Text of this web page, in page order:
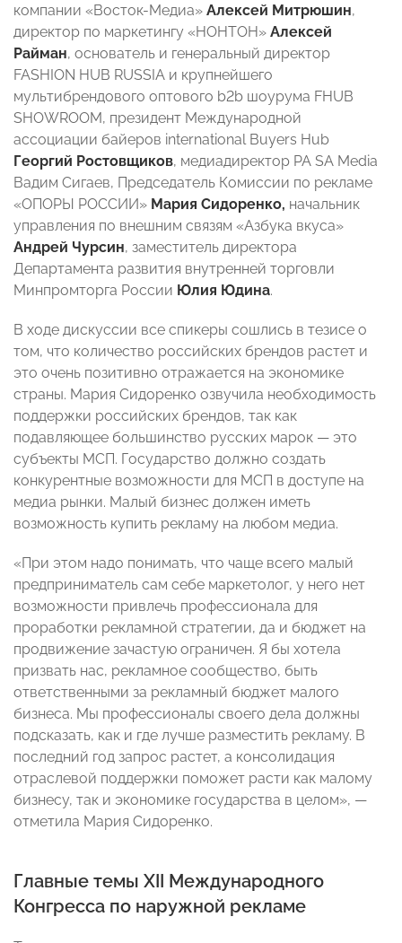
компании «Восток-Медиа» Алексей Митрюшин,
директор по маркетингу «НОНТОН» Алексей
Райман, основатель и генеральный директор
FASHION HUB RUSSIA и крупнейшего
мультибрендового оптового b2b шоурума FHUB
SHOWROOM, президент Международной
ассоциации байеров international Buyers Hub
Георгий Ростовщиков, медиадиректор РА SA Media
Вадим Сигаев, Председатель Комиссии по рекламе
«ОПОРЫ РОССИИ» Мария Сидоренко, начальник
управления по внешним связям «Азбука вкуса»
Андрей Чурсин, заместитель директора
Департамента развития внутренней торговли
Минпромторга России Юлия Юдина.
В ходе дискуссии все спикеры сошлись в тезисе о
том, что количество российских брендов растет и
это очень позитивно отражается на экономике
страны. Мария Сидоренко озвучила необходимость
поддержки российских брендов, так как
подавляющее большинство русских марок — это
субъекты МСП. Государство должно создать
конкурентные возможности для МСП в доступе на
медиа рынки. Малый бизнес должен иметь
возможность купить рекламу на любом медиа.
«При этом надо понимать, что чаще всего малый
предприниматель сам себе маркетолог, у него нет
возможности привлечь профессионала для
проработки рекламной стратегии, да и бюджет на
продвижение зачастую ограничен. Я бы хотела
призвать нас, рекламное сообщество, быть
ответственными за рекламный бюджет малого
бизнеса. Мы профессионалы своего дела должны
подсказать, как и где лучше разместить рекламу. В
последний год запрос растет, а консолидация
отраслевой поддержки поможет расти как малому
бизнесу, так и экономике государства в целом», —
отметила Мария Сидоренко.
Главные темы XII Международного
Конгресса по наружной рекламе